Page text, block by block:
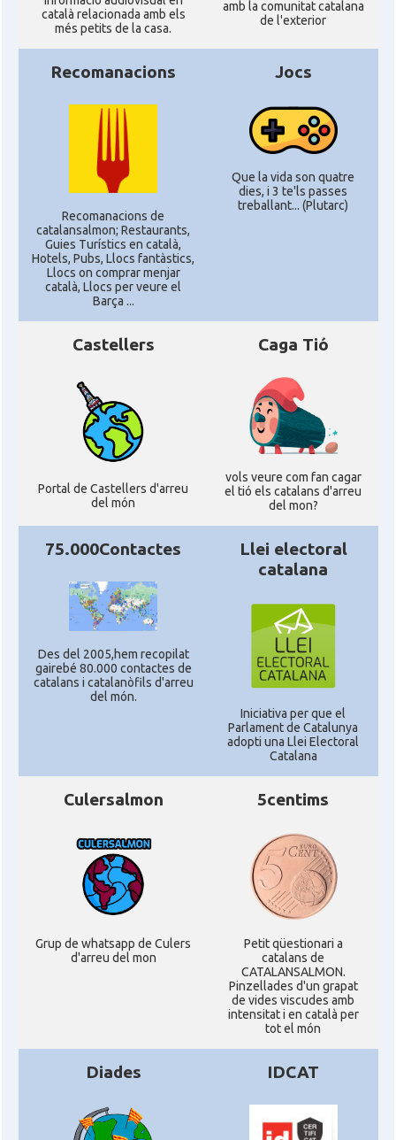
Delegació
Delegació del Govern als Estats
Units i Canadà (New York)
Delegació
Units i Canadà (Washington)
Consolat
Consolat Consolat general a Chicago
Consolat Consolat general a Houston
Consolat Consolat general a Los Angeles
Consolat Consolat general a New York City
Consolat general a San Francisco
Consolat Consolat general a Washington
Ambaixada
Ambaixada espanyola a Estats Units
* + ambaixades i consolats
català relacionada amb els
més petits de la casa.
amb la comunitat catalana
de l'exterior
Recomanacions
Recomanacions de
catalansalmon; Restaurants,
Guies Turístics en català,
Hotels, Pubs, Llocs fantàstics,
Llocs on comprar menjar
català, Llocs per veure el
Barça ...
Jocs
Que la vida son quatre
dies, i 3 te'ls passes
treballant... (Plutarc)
Castellers
Portal de Castellers d'arreu
del món
Caga Tió
vols veure com fan cagar
el tió els catalans d'arreu
del mon?
75.000Contactes
Des del 2005,hem recopilat
gairebé 80.000 contactes de
catalans i catalanòfils d'arreu
del món.
Llei electoral
catalana
Iniciativa per que el
Parlament de Catalunya
adopti una Llei Electoral
Catalana
Culersalmon
Grup de whatsapp de Culers
d'arreu del mon
5centims
Petit qüestionari a
catalans de
CATALANSALMON.
Pinzellades d'un grapat
de vides viscudes amb
intensitat i en català per
tot el món
Diades IDCAT